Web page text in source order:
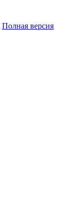
Полная версия